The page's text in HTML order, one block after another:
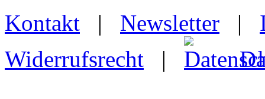
Kontakt | Newsletter |
Widerrufsrecht |